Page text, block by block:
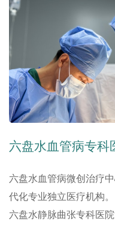
六盘水血管病专科
六盘水血管病微创治疗
代化专业独立医疗机构。
六盘水静脉曲张专科医